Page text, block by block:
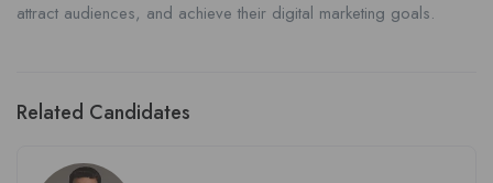
attract audiences, and achieve their digital marketing goals.
Related Candidates